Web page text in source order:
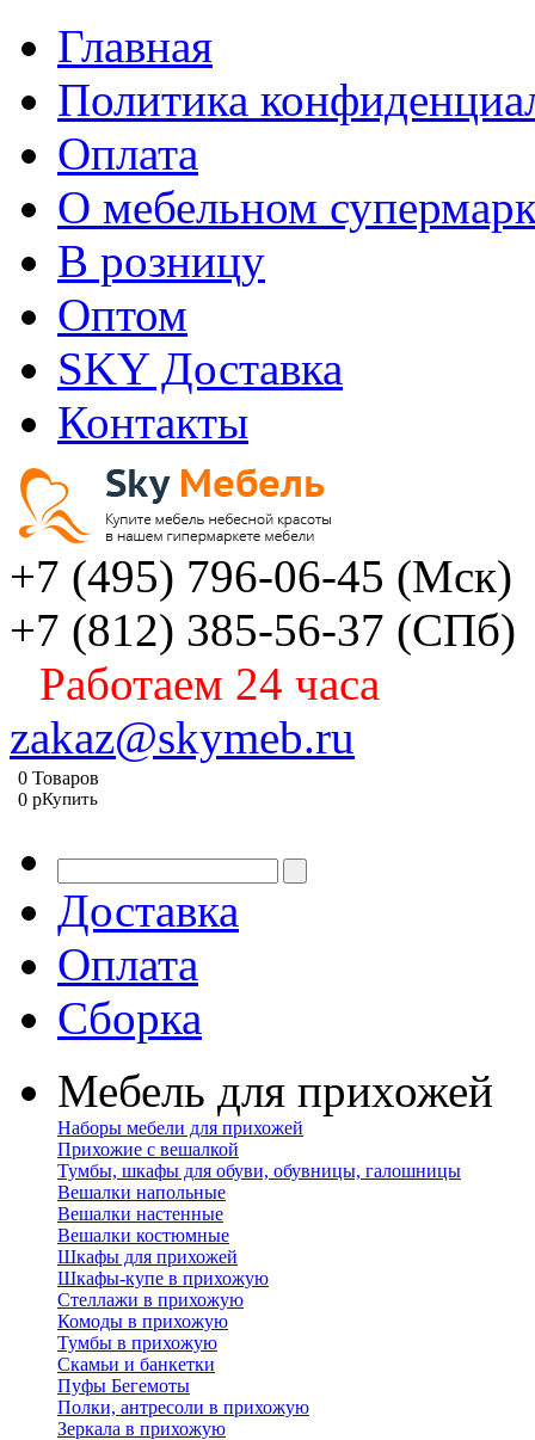
Главная
Политика
Оплата
О мебельном
В розницу
Оптом
SKY Доставка
Контакты
+7 (495) 796-06-45 (Мск)
+7 (812) 385-56-37 (СПб)
Работаем 24 часа
zakaz@skymeb.ru
0 Товаров
0 pКупить
Доставка
Оплата
Сборка
Мебель для прихожей
Наборы мебели для прихожей
Прихожие с вешалкой
Тумбы, шкафы для обуви, обувницы, галошницы
Вешалки напольные
Вешалки настенные
Вешалки костюмные
Шкафы для прихожей
Шкафы-купе в прихожую
Стеллажи в прихожую
Комоды в прихожую
Тумбы в прихожую
Скамьи и банкетки
Пуфы Бегемоты
Полки, антресоли в прихожую
Зеркала в прихожую